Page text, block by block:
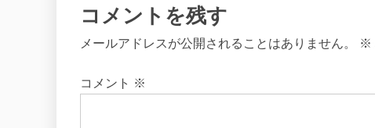
コメントを残す
メールアドレスが公開されることはありません。 ※
コメント ※